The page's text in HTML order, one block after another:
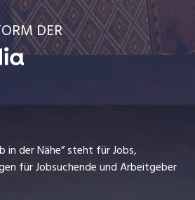
DER
in der Nähe” steht für Jobs,
für Jobsuchende und Arbeitgeber